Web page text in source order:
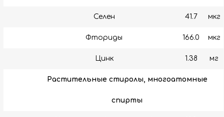
Селен 41.7 мкг
Фториды 166.0 мкг
Цинк 1.38 мг
Растительные стиролы, многоатомные
спирты